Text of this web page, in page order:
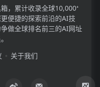
，累计收录全球10,000⁺
便捷的探索前沿的AI技
做全球排名前三的AI网址
关于我们